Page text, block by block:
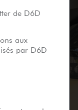
de D6D
aux
par D6D